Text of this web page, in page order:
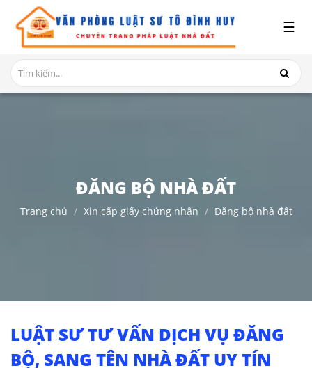
GIỚI
THIỆU
DỊCH
TỤC
ĐẤT
☰
ĐĂNG BỘ NHÀ ĐẤT
Trang chủ Xin cấp giấy chứng nhận Đăng bộ nhà đất
LUẬT SƯ TƯ VẤN DỊCH VỤ ĐĂNG
BỘ, SANG TÊN NHÀ ĐẤT UY TÍN